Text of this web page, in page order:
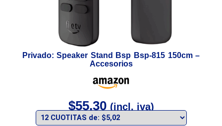
Privado: Speaker Stand Bsp Bsp-815 150cm –
Accesorios
$55,30 (incl. iva)